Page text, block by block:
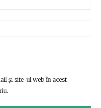
și site-ul web în acest